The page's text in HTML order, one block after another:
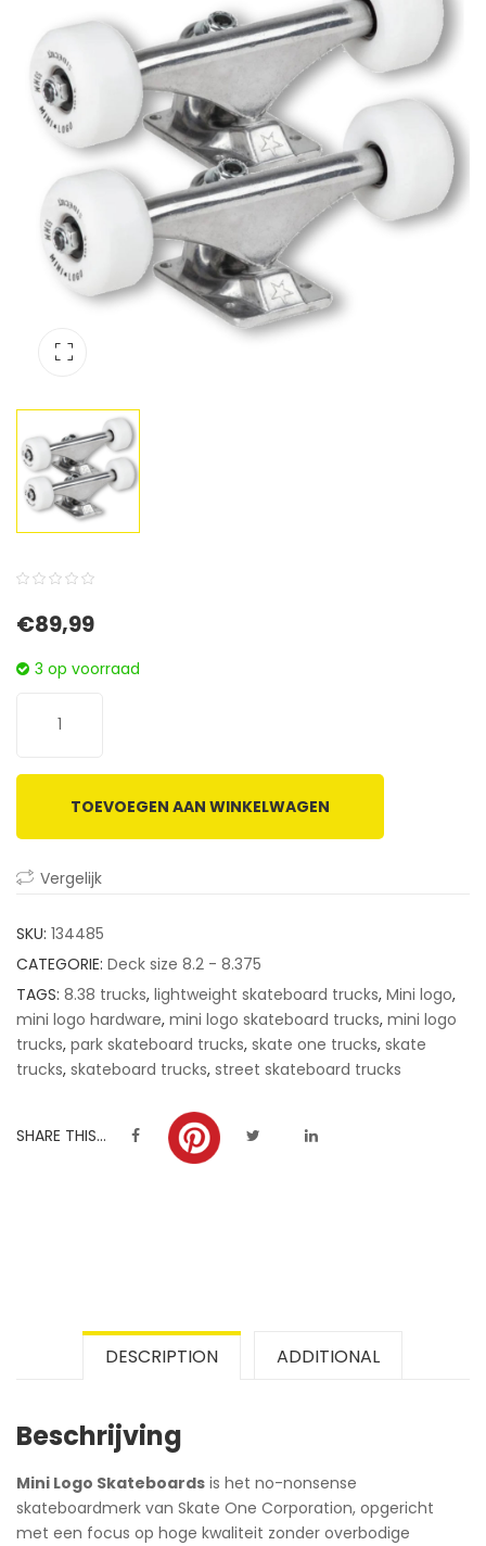
out
based
customer
€89,99
3 op voorraad
TOEVOEGEN AAN WINKELWAGEN
Vergelijk
SKU: 134485
CATEGORIE: Deck size 8.2 - 8.375
TAGS: 8.38 trucks, lightweight skateboard trucks, Mini logo,
mini logo hardware, mini logo skateboard trucks, mini logo
trucks, park skateboard trucks, skate one trucks, skate
trucks, skateboard trucks, street skateboard trucks
SHARE THIS...
DESCRIPTION ADDITIONAL
Beschrijving
Mini Logo Skateboards is het no-nonsense
skateboardmerk van Skate One Corporation, opgericht
met een focus op hoge kwaliteit zonder overbodige